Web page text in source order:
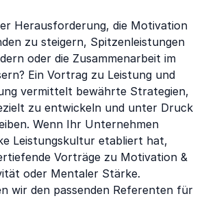
Herausforderung, die Motivation
zu steigern, Spitzenleistungen
oder die Zusammenarbeit im
Ein Vortrag zu Leistung und
vermittelt bewährte Strategien,
zu entwickeln und unter Druck
Wenn Ihr Unternehmen
Leistungskultur etabliert hat,
Vorträge zu Motivation &
oder Mentaler Stärke.
wir den passenden Referenten für